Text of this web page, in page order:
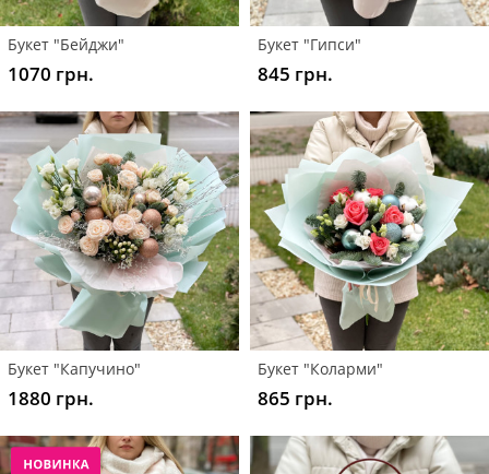
Букет "Бейджи"
1070 грн.
Букет "Гипси"
845 грн.
Букет "Капучино"
1880 грн.
Букет "Коларми"
865 грн.